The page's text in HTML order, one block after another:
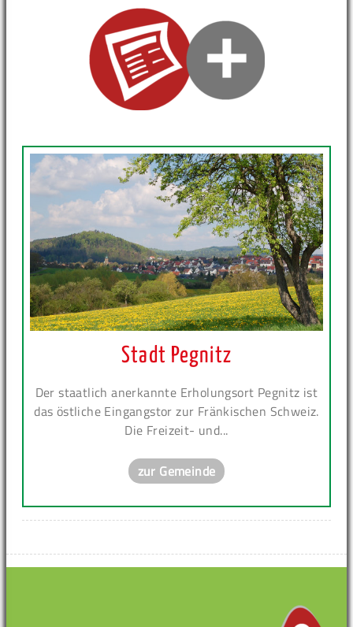
Stadt Pegnitz
Der staatlich anerkannte Erholungsort Pegnitz ist
das östliche Eingangstor zur Fränkischen Schweiz.
Die Freizeit- und...
zur Gemeinde